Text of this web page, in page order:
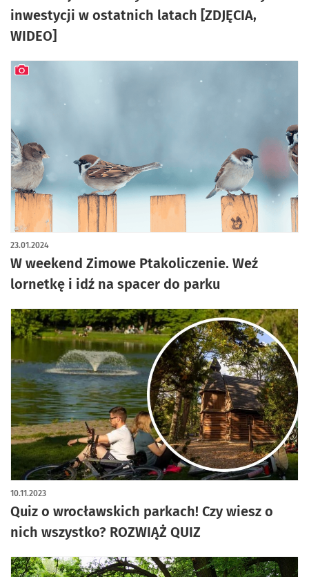
inwestycji w ostatnich latach [ZDJĘCIA,
WIDEO]
W weekend Zimowe Ptakoliczenie. Weź
lornetkę i idź na spacer do parku
23.01.2024
artykuł z galerią zdjęć
Quiz o wrocławskich parkach! Czy wiesz o
nich wszystko? ROZWIĄŻ QUIZ
10.11.2023